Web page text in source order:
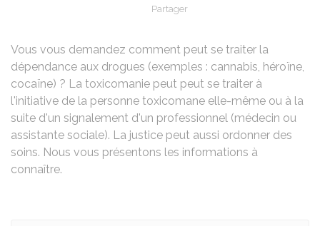
Partager
Vous vous demandez comment peut se traiter la
dépendance aux drogues (exemples : cannabis, héroïne,
cocaïne) ? La toxicomanie peut peut se traiter à
l'initiative de la personne toxicomane elle-même ou à la
suite d'un signalement d'un professionnel (médecin ou
assistante sociale). La justice peut aussi ordonner des
soins. Nous vous présentons les informations à
connaître.